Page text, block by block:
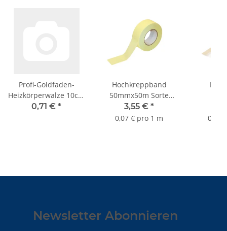
Profi-Goldfaden-
Heizkörperwalze 10cm
FH 12mm
0,71 € *
Hochkreppband
50mmx50m Sorte
K065
3,55 € *
0,07 € pro 1 m
0,08
Newsletter Abonnieren